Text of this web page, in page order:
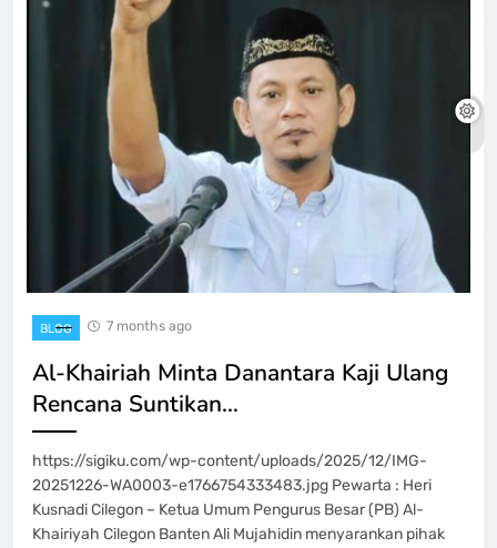
BLOG 7 months ago
Al-Khairiah Minta Danantara Kaji Ulang
Rencana Suntikan…
https://sigiku.com/wp-content/uploads/2025/12/IMG-
20251226-WA0003-e1766754333483.jpg Pewarta : Heri
Kusnadi Cilegon – Ketua Umum Pengurus Besar (PB) Al-
Khairiyah Cilegon Banten Ali Mujahidin menyarankan pihak